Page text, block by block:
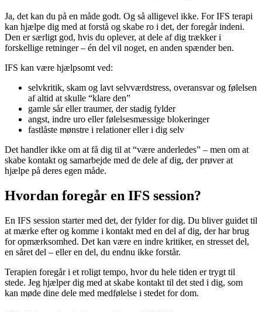
Ja, det kan du på en måde godt. Og så alligevel ikke. For IFS terapi
kan hjælpe dig med at forstå og skabe ro i det, der foregår indeni.
Den er særligt god, hvis du oplever, at dele af dig trækker i
forskellige retninger – én del vil noget, en anden spænder ben.
IFS kan være hjælpsomt ved:
selvkritik, skam og lavt selvværdstress, overansvar og følelsen
af altid at skulle “klare den”
gamle sår eller traumer, der stadig fylder
angst, indre uro eller følelsesmæssige blokeringer
fastlåste mønstre i relationer eller i dig selv
Det handler ikke om at få dig til at “være anderledes” – men om at
skabe kontakt og samarbejde med de dele af dig, der prøver at
hjælpe på deres egen måde.
Hvordan foregår en IFS session?
En IFS session starter med det, der fylder for dig. Du bliver guidet til
at mærke efter og komme i kontakt med en del af dig, der har brug
for opmærksomhed. Det kan være en indre kritiker, en stresset del,
en såret del – eller en del, du endnu ikke forstår.
Terapien foregår i et roligt tempo, hvor du hele tiden er trygt til
stede. Jeg hjælper dig med at skabe kontakt til det sted i dig, som
kan møde dine dele med medfølelse i stedet for dom.